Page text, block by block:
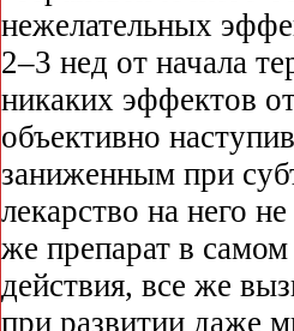
нежелательных
2–3 нед от начала
никаких эффектов
объективно
заниженным при
лекарство на него
же препарат в самом
действия, все же
при развитии даже